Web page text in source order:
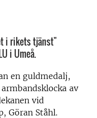
i rikets tjänst"
i Umeå.
en guldmedalj,
av
vid
Göran Ståhl.